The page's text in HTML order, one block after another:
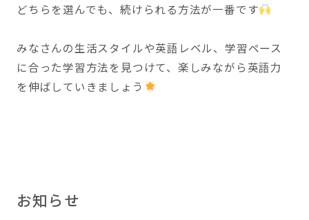
どちらを選んでも、続けられる方法が一番です
みなさんの生活スタイルや英語レベル、学習ペース
に合った学習方法を見つけて、楽しみながら英語力
を伸ばしていきましょう
お知らせ